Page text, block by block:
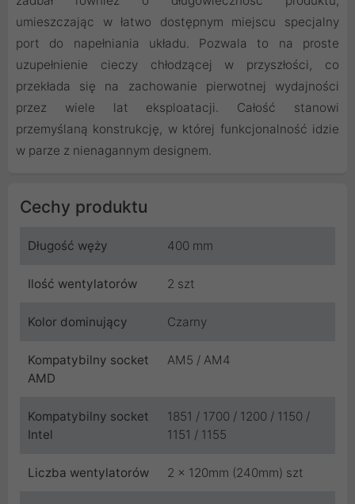
umieszczając w łatwo dostępnym miejscu specjalny
port do napełniania układu. Pozwala to na proste
uzupełnienie cieczy chłodzącej w przyszłości, co
przekłada się na zachowanie pierwotnej wydajności
przez wiele lat eksploatacji. Całość stanowi
przemyślaną konstrukcję, w której funkcjonalność idzie
w parze z nienagannym designem.
Cechy produktu
Długość węży 400 mm
Ilość wentylatorów 2 szt
Kolor dominujący Czarny
Kompatybilny socket
AMD
AM5 / AM4
Kompatybilny socket
Intel
1851 / 1700 / 1200 / 1150 /
1151 / 1155
Liczba wentylatorów 2 x 120mm (240mm) szt